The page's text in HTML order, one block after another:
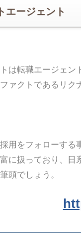
ージェント
は転職エージェン
ァクトであるリ
用をフォローする
に扱っており、
頭でしょう。